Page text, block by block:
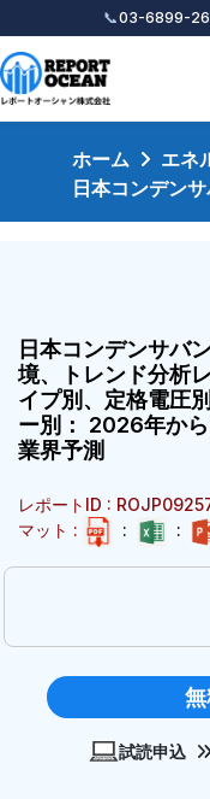
📞03-6899-
ホーム
エネ
日本コンデン
日本コンデンサバ
境、トレンド分析
イプ別、定格電圧
ー別： 2026年か
業界予測
レポートID :
マット :
: :
試読申込